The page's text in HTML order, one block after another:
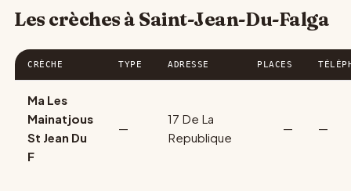
Les crèches à Saint-Jean-Du-Falga
CRÈCHE TYPE ADRESSE PLACES
Ma Les
Mainatjous
St Jean Du
F
—
17 De La
Republique
— —